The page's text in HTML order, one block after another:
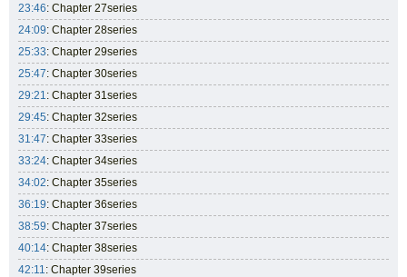
23:46: Chapter 27series
24:09: Chapter 28series
25:33: Chapter 29series
25:47: Chapter 30series
29:21 : Chapter 31series
29:45: Chapter 32series
31:47: Chapter 33series
33:24: Chapter 34series
34:02: Chapter 35series
36:19: Chapter 36series
38:59: Chapter 37series
40:14: Chapter 38series
42:11 : Chapter 39series